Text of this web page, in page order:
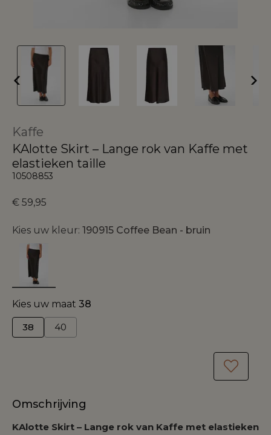
Kaffe
KAlotte Skirt – Lange rok van Kaffe met
elastieken taille
10508853
€ 59,95
Kies uw kleur: 190915 Coffee Bean - bruin
Kies uw maat 38
38
40
Omschrijving
KAlotte Skirt – Lange rok van Kaffe met elastieken